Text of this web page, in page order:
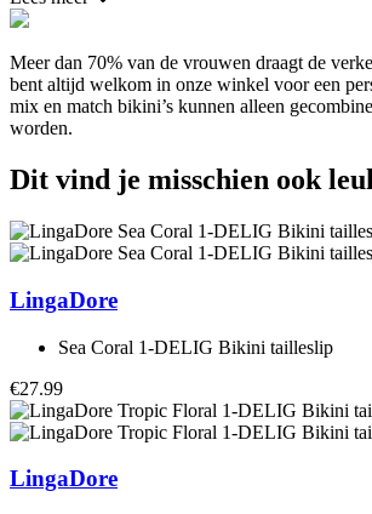
Meer dan 70% van de vrouwen draagt de
bent altijd welkom in onze winkel voor een
mix en match bikini’s kunnen alleen
worden.
Dit vind je misschien ook
LingaDore
Sea Coral 1-DELIG Bikini tailleslip
€27.99
LingaDore